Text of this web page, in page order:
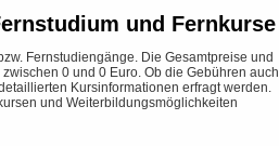
und Fernkurse
Fernstudiengänge. Die Gesamtpreise und
0 und 0 Euro. Ob die Gebühren auch
Kursinformationen erfragt werden.
und Weiterbildungsmöglichkeiten